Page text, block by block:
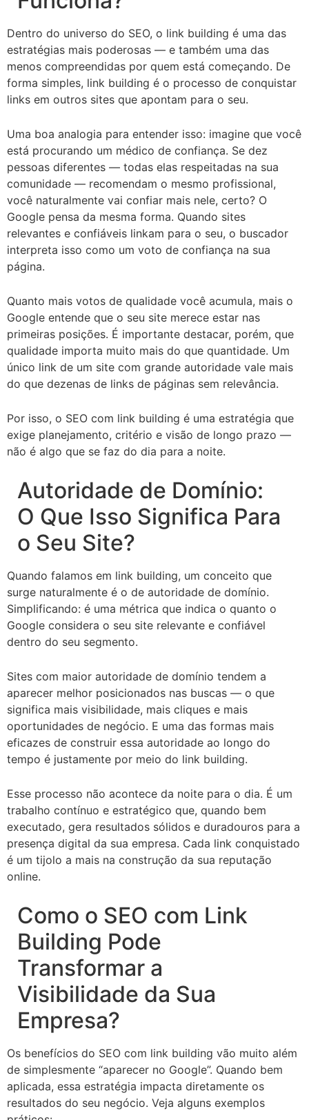
Dentro do universo do SEO, o link building é uma das
estratégias mais poderosas — e também uma das
menos compreendidas por quem está começando. De
forma simples, link building é o processo de conquistar
links em outros sites que apontam para o seu.
Uma boa analogia para entender isso: imagine que você
está procurando um médico de confiança. Se dez
pessoas diferentes — todas elas respeitadas na sua
comunidade — recomendam o mesmo profissional,
você naturalmente vai confiar mais nele, certo? O
Google pensa da mesma forma. Quando sites
relevantes e confiáveis linkam para o seu, o buscador
interpreta isso como um voto de confiança na sua
página.
Quanto mais votos de qualidade você acumula, mais o
Google entende que o seu site merece estar nas
primeiras posições. É importante destacar, porém, que
qualidade importa muito mais do que quantidade. Um
único link de um site com grande autoridade vale mais
do que dezenas de links de páginas sem relevância.
Por isso, o SEO com link building é uma estratégia que
exige planejamento, critério e visão de longo prazo —
não é algo que se faz do dia para a noite.
Autoridade de Domínio:
O Que Isso Significa Para
o Seu Site?
Quando falamos em link building, um conceito que
surge naturalmente é o de autoridade de domínio.
Simplificando: é uma métrica que indica o quanto o
Google considera o seu site relevante e confiável
dentro do seu segmento.
Sites com maior autoridade de domínio tendem a
aparecer melhor posicionados nas buscas — o que
significa mais visibilidade, mais cliques e mais
oportunidades de negócio. E uma das formas mais
eficazes de construir essa autoridade ao longo do
tempo é justamente por meio do link building.
Esse processo não acontece da noite para o dia. É um
trabalho contínuo e estratégico que, quando bem
executado, gera resultados sólidos e duradouros para a
presença digital da sua empresa. Cada link conquistado
é um tijolo a mais na construção da sua reputação
online.
Como o SEO com Link
Building Pode
Transformar a
Visibilidade da Sua
Empresa?
Os benefícios do SEO com link building vão muito além
de simplesmente “aparecer no Google”. Quando bem
aplicada, essa estratégia impacta diretamente os
resultados do seu negócio. Veja alguns exemplos